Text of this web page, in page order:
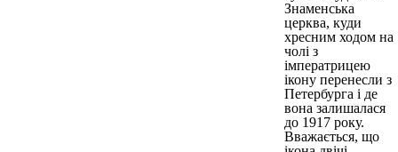
Знаменська
церква, куди
хресним ходом на
чолі з
імператрицею
ікону перенесли з
Петербурга і де
вона залишалася
до 1917 року.
Вважається, що